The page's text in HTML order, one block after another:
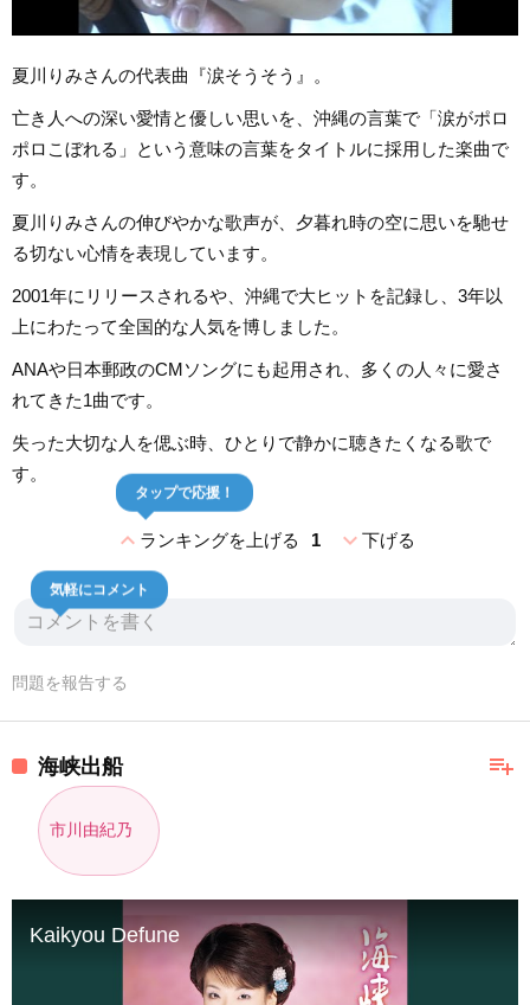
夏川りみさんの代表曲『涙そうそう』。
亡き人への深い愛情と優しい思いを、沖縄の言葉で「涙がポロ
ポロこぼれる」という意味の言葉をタイトルに採用した楽曲で
す。
夏川りみさんの伸びやかな歌声が、夕暮れ時の空に思いを馳せ
る切ない心情を表現しています。
2001年にリリースされるや、沖縄で大ヒットを記録し、3年以
上にわたって全国的な人気を博しました。
ANAや日本郵政のCMソングにも起用され、多くの人々に愛さ
れてきた1曲です。
失った大切な人を偲ぶ時、ひとりで静かに聴きたくなる歌で
す。
expand_lessランキングを上げる 1
タップで応援！
expand_more下げる
気軽にコメント
問題を報告する
playlist_add
海峡出船
市川由紀乃
Kaikyou Defune